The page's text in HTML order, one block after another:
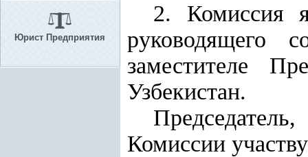
Юрист Предприятия
2. Комиссия
руководящего
заместителе
Узбекистан.
Комиссии